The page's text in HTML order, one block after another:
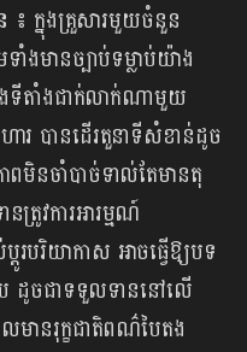
៖ ក្នុងគ្រួសារមួយចំនួន
ងមានច្បាប់ទម្លាប់យ៉ាង
ទីតាំងជាក់លាក់ណាមួយ
រ បានដើរតួនាទីសំខាន់ដូច
មិនចាំបាច់ទាល់តែមានតុ
រូវការអារម្មណ៍
បរិយាកាស អាចធ្វើឱ្យបទ
ដូចជាទទួលទាននៅលើ
មានរុក្ខជាតិពណ៌បៃតង